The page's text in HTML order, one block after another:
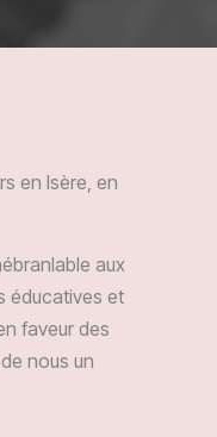
en Isère, en
aux
éducatives et
faveur des
nous un